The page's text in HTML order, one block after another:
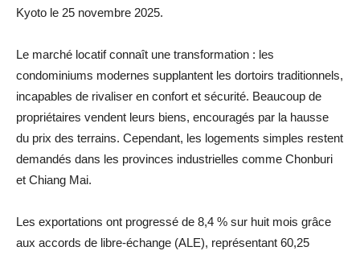
Kyoto le 25 novembre 2025.
Le marché locatif connaît une transformation : les
condominiums modernes supplantent les dortoirs traditionnels,
incapables de rivaliser en confort et sécurité. Beaucoup de
propriétaires vendent leurs biens, encouragés par la hausse
du prix des terrains. Cependant, les logements simples restent
demandés dans les provinces industrielles comme Chonburi
et Chiang Mai.
Les exportations ont progressé de 8,4 % sur huit mois grâce
aux accords de libre-échange (ALE), représentant 60,25